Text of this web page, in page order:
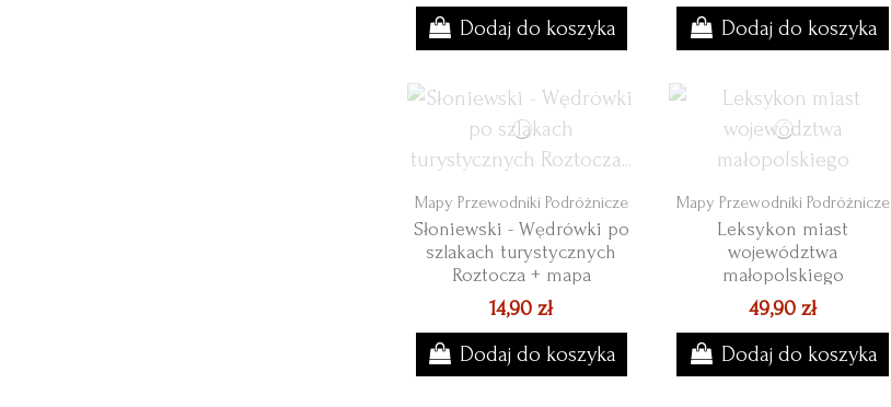
Dodaj do koszyka
Dodaj do koszyka
Mapy Przewodniki Podróżnicze
Słoniewski - Wędrówki po
szlakach turystycznych
Roztocza + mapa
14,90 zł
Dodaj do koszyka
Mapy Przewodniki Podróżnicze
Leksykon miast
województwa
małopolskiego
49,90 zł
Dodaj do koszyka